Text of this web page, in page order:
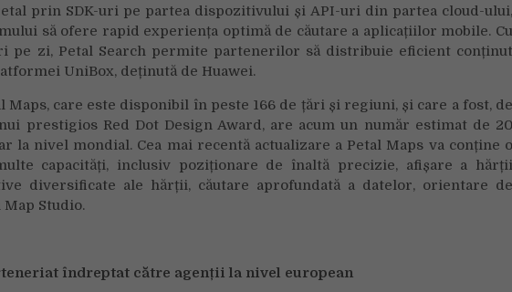
prin SDK-uri pe partea dispozitivului și API-uri din partea cloud-ului,
să ofere rapid experiența optimă de căutare a aplicațiilor mobile. Cu
pe zi, Petal Search permite partenerilor să distribuie eficient conținut
UniBox, deținută de Huawei.
care este disponibil în peste 166 de țări și regiuni, și care a fost, de
prestigios Red Dot Design Award, are acum un număr estimat de 20
la nivel mondial. Cea mai recentă actualizare a Petal Maps va conține o
capacități, inclusiv poziționare de înaltă precizie, afișare a hărții
diversificate ale hărții, căutare aprofundată a datelor, orientare de
Studio.
îndreptat către agenții la nivel european